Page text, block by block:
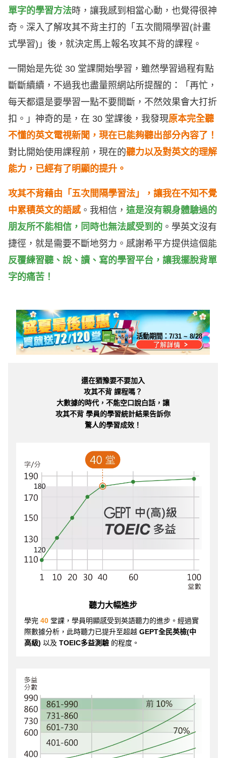
單字的學習方法時，讓我感到相當心動，也覺得很神
奇。深入了解攻其不背主打的「五次間隔學習(計畫
式學習)」後，就決定馬上報名攻其不背的課程。
一開始是先從 30 堂課開始學習，雖然學習過程有點
斷斷續續，不過我也盡量照網站所提醒的：「再忙，
每天都還是要學習一點不要間斷，不然效果會大打折
扣。」神奇的是，在 30 堂課後，我發現原本完全聽
不懂的英文電視新聞，現在已能夠聽出部分內容了！
對比開始使用課程前，現在的聽力以及對英文的理解
能力，已經有了明顯的提升。
攻其不背藉由「五次間隔學習法」，讓我在不知不覺
中累積英文的語感。我相信， 這是沒有親身體驗過的
朋友所不能相信，同時也無法感受到的 。學英文沒有
捷徑，就是需要不斷地努力。感謝希平方提供這個能
反覆練習聽、說、讀、寫的學習平台，讓我擺脫背單
字的痛苦！
活動期間：7/31 ~ 8/28
還在猶豫要不要加入
攻其不背 課程嗎？
大數據的時代，不能空口說白話，讓
攻其不背 學員的學習統計結果告訴你
驚人的學習成效！
聽力大幅進步
學完 40 堂課，學員明顯感受到英語聽力的進步。經過實
際數據分析，此時聽力已提升至超越 GEPT全民英檢(中
高級) 以及 TOEIC多益測驗 的程度。